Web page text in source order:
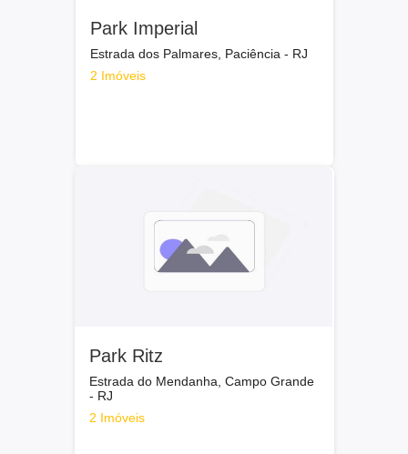
Park Imperial
Estrada dos Palmares, Paciência - RJ
2 Imóveis
Park Ritz
Estrada do Mendanha, Campo Grande
- RJ
2 Imóveis